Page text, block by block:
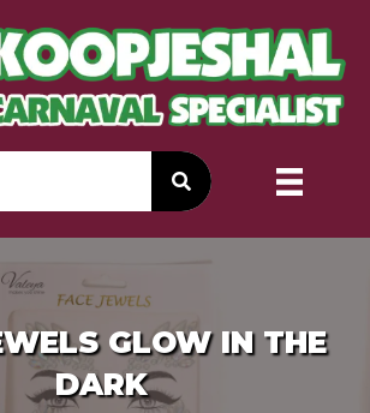
GLOW IN THE
DARK